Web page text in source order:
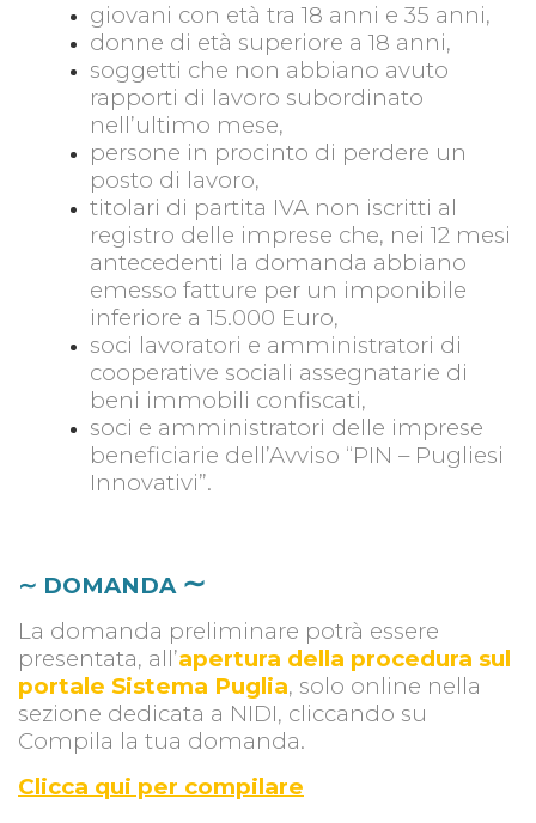
giovani con età tra 18 anni e 35 anni,
donne di età superiore a 18 anni,
soggetti che non abbiano avuto
rapporti di lavoro subordinato
nell’ultimo mese,
persone in procinto di perdere un
posto di lavoro,
titolari di partita IVA non iscritti al
registro delle imprese che, nei 12 mesi
antecedenti la domanda abbiano
emesso fatture per un imponibile
inferiore a 15.000 Euro,
soci lavoratori e amministratori di
cooperative sociali assegnatarie di
beni immobili confiscati,
soci e amministratori delle imprese
beneficiarie dell’Avviso “PIN – Pugliesi
Innovativi”.
∼ DOMANDA ∼
La domanda preliminare potrà essere
presentata, all’apertura della procedura sul
portale Sistema Puglia, solo online nella
sezione dedicata a NIDI, cliccando su
Compila la tua domanda.
Clicca qui per compilare